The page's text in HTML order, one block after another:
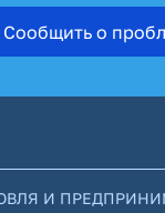
Сообщить о
И